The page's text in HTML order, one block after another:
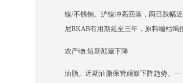
镍/不锈钢。沪镍冲高回落，两日跌幅
尼RKAB有用期延至三年，原料端枯竭
农产物:短期颠簸下降
油脂。近期油脂保管颠簸下降趋势。